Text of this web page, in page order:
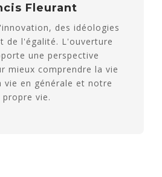
Fleurant
des idéologies
de l'égalité. L'ouverture
une perspective
mieux comprendre la vie
vie en générale et notre
propre vie.